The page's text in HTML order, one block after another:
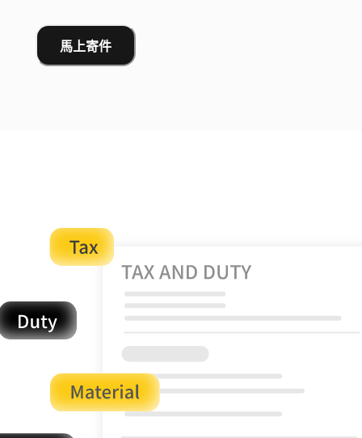
馬上寄件